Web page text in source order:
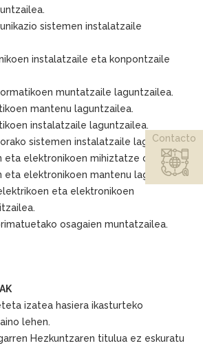
sistemen instalatzaile
instalatzaile eta konpontzaile
muntatzaile laguntzailea.
mantenu laguntzailea.
instalatzaile laguntzailea.
sistemen instalatzaile laguntzailea.
eta elektronikoen mihiztatze operadorea.
eta elektronikoen mantenu laguntzailea.
eta elektronikoen
osagaien muntatzailea.
izatea hasiera ikasturteko
lehen.
Hezkuntzaren titulua ez eskuratu
Contacto